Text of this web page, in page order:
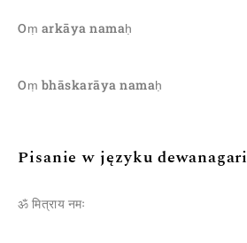
Oṃ arkāya namaḥ
Oṃ bhāskarāya namaḥ
Pisanie w języku dewanagari
ॐ मित्राय नमः